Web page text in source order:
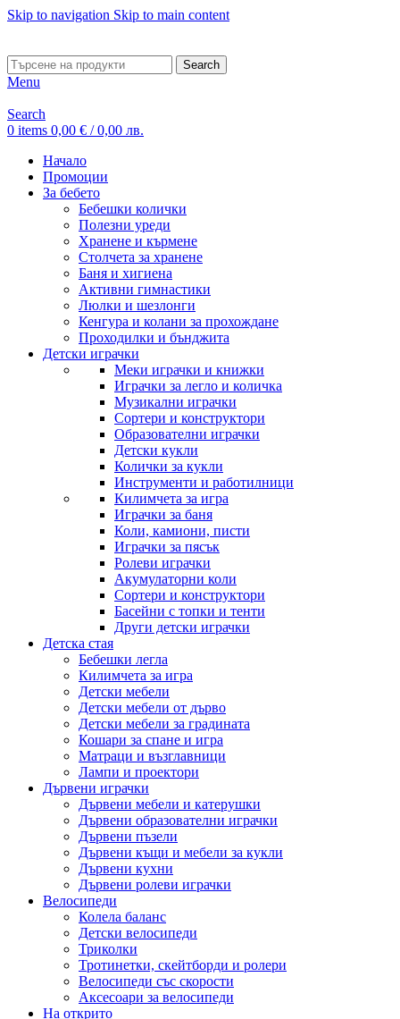
Skip to navigation Skip to main content
Search
Menu
Search
0 items 0,00 € / 0,00 лв.
Начало
Промоции
За бебето
Бебешки колички
Полезни уреди
Хранене и кърмене
Столчета за хранене
Баня и хигиена
Активни гимнастики
Люлки и шезлонги
Кенгура и колани за прохождане
Проходилки и бънджита
Детски играчки
Меки играчки и книжки
Играчки за легло и количка
Музикални играчки
Сортери и конструктори
Образователни играчки
Детски кукли
Колички за кукли
Инструменти и работилници
Килимчета за игра
Играчки за баня
Коли, камиони, писти
Играчки за пясък
Ролеви играчки
Акумулаторни коли
Сортери и конструктори
Басейни с топки и тенти
Други детски играчки
Детска стая
Бебешки легла
Килимчета за игра
Детски мебели
Детски мебели от дърво
Детски мебели за градината
Кошари за спане и игра
Матраци и възглавници
Лампи и проектори
Дървени играчки
Дървени мебели и катерушки
Дървени образователни играчки
Дървени пъзели
Дървени къщи и мебели за кукли
Дървени кухни
Дървени ролеви играчки
Велосипеди
Колела баланс
Детски велосипеди
Триколки
Тротинетки, скейтборди и ролери
Велосипеди със скорости
Аксесоари за велосипеди
На открито